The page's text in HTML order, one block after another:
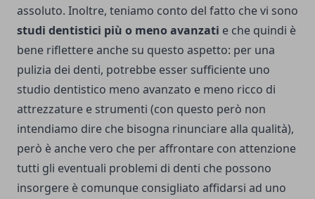
assoluto. Inoltre, teniamo conto del fatto che vi sono
studi dentistici più o meno avanzati e che quindi è
bene riflettere anche su questo aspetto: per una
pulizia dei denti, potrebbe esser sufficiente uno
studio dentistico meno avanzato e meno ricco di
attrezzature e strumenti (con questo però non
intendiamo dire che bisogna rinunciare alla qualità),
però è anche vero che per affrontare con attenzione
tutti gli eventuali problemi di denti che possono
insorgere è comunque consigliato affidarsi ad uno